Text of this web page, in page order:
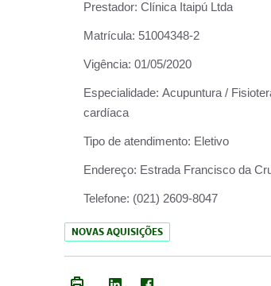
Prestador: Clínica Itaipú Ltda
Matrícula: 51004348-2
Vigência: 01/05/2020
Especialidade: Acupuntura /
cardíaca
Tipo de atendimento: Eletivo
Endereço: Estrada Francisco da
Telefone: (021) 2609-8047
NOVAS AQUISIÇÕES